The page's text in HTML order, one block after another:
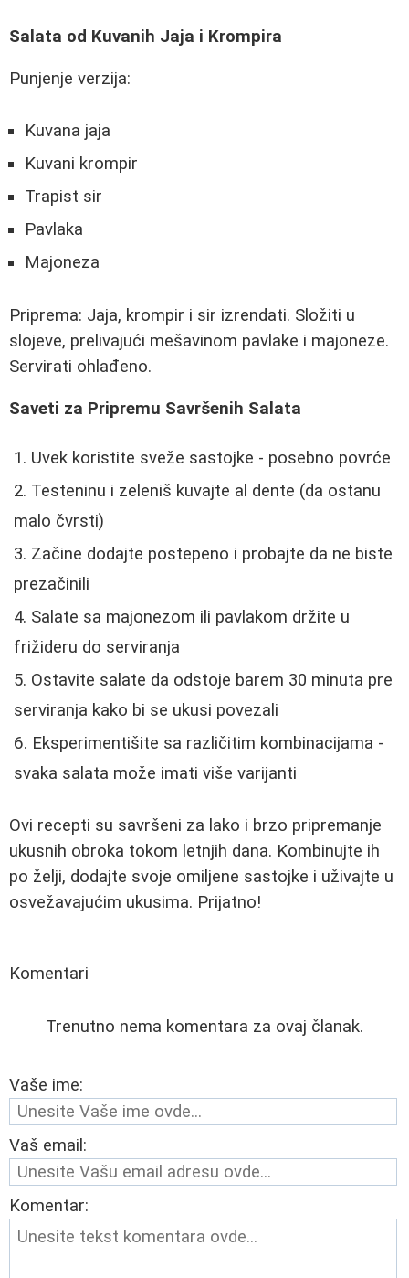
Salata od Kuvanih Jaja i Krompira
Punjenje verzija:
Kuvana jaja
Kuvani krompir
Trapist sir
Pavlaka
Majoneza
Priprema: Jaja, krompir i sir izrendati. Složiti u
slojeve, prelivajući mešavinom pavlake i majoneze.
Servirati ohlađeno.
Saveti za Pripremu Savršenih Salata
Uvek koristite sveže sastojke - posebno povrće
Testeninu i zeleniš kuvajte al dente (da ostanu
malo čvrsti)
Začine dodajte postepeno i probajte da ne biste
prezačinili
Salate sa majonezom ili pavlakom držite u
frižideru do serviranja
Ostavite salate da odstoje barem 30 minuta pre
serviranja kako bi se ukusi povezali
Eksperimentišite sa različitim kombinacijama -
svaka salata može imati više varijanti
Ovi recepti su savršeni za lako i brzo pripremanje
ukusnih obroka tokom letnjih dana. Kombinujte ih
po želji, dodajte svoje omiljene sastojke i uživajte u
osvežavajućim ukusima. Prijatno!
Komentari
Trenutno nema komentara za ovaj članak.
Vaše ime:
Vaš email:
Komentar: